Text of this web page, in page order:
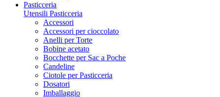
Pasticceria
Utensili Pasticceria
Accessori
Accessori per cioccolato
Anelli per Torte
Bobine acetato
Bocchette per Sac a Poche
Candeline
Ciotole per Pasticceria
Dosatori
Imballaggio